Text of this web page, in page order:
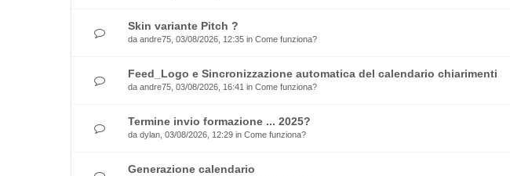
Skin variante Pitch ?
da andre75 , 03/08/2026, 12:35 in Come funziona?
Feed_Logo e Sincronizzazione automatica del calendario chiarimenti
da andre75 , 03/08/2026, 16:41 in Come funziona?
Termine invio formazione ... 2025?
da dylan , 03/08/2026, 12:29 in Come funziona?
Generazione calendario